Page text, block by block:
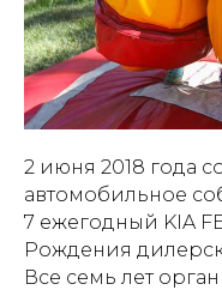
2 июня 2018 года
автомобильное
7 ежегодный KIA
Рождения
Все семь лет